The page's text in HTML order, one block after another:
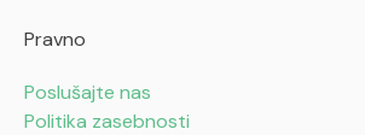
Pravno
Poslušajte nas
Politika zasebnosti